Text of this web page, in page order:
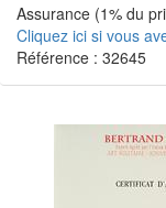
Assurance (1% du
Cliquez ici si vous
Référence : 32645